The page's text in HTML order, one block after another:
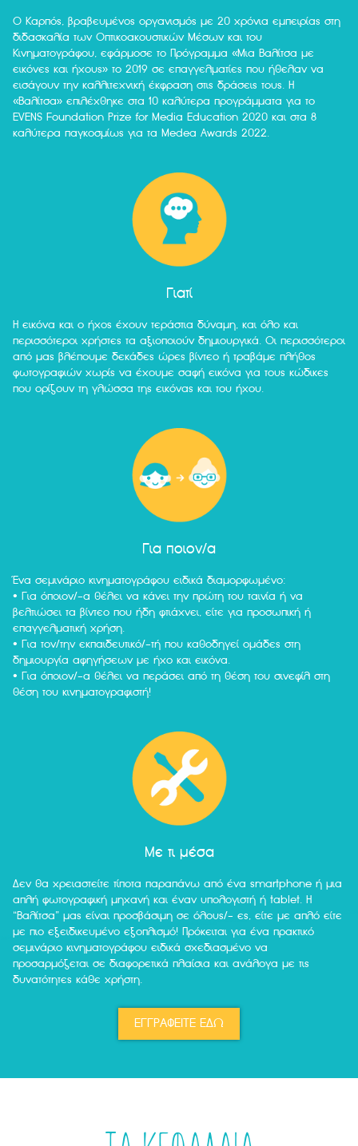
Ο Καρπός, βραβευμένος οργανισμός με 20 χρόνια εμπειρίας στη
διδασκαλία των Οπτικοακουστικών Μέσων και του
Κινηματογράφου, εφάρμοσε το Πρόγραμμα «Μια Βαλίτσα με
εικόνες και ήχους» το 2019 σε επαγγελματίες που ήθελαν να
εισάγουν την καλλιτεχνική έκφραση στις δράσεις τους. Η
«Βαλίτσα» επιλέχθηκε στα 10 καλύτερα προγράμματα για το
EVENS Foundation Prize for Media Education 2020 και στα 8
καλύτερα παγκοσμίως για τα Medea Awards 2022.
Γιατί
Η εικόνα και ο ήχος έχουν τεράστια δύναμη, και όλο και
περισσότεροι χρήστες τα αξιοποιούν δημιουργικά. Οι περισσότεροι
από μας βλέπουμε δεκάδες ώρες βίντεο ή τραβάμε πλήθος
φωτογραφιών χωρίς να έχουμε σαφή εικόνα για τους κώδικες
που ορίζουν τη γλώσσα της εικόνας και του ήχου.
Για ποιον/α
Ένα σεμινάριο κινηματογράφου ειδικά διαμορφωμένο:
• Για όποιον/-α θέλει να κάνει την πρώτη του ταινία ή να
βελτιώσει τα βίντεο που ήδη φτιάχνει, είτε για προσωπική ή
επαγγελματική χρήση.
• Για τον/την εκπαιδευτικό/-τή που καθοδηγεί ομάδες στη
δημιουργία αφηγήσεων με ήχο και εικόνα.
• Για όποιον/-α θέλει να περάσει από τη θέση του σινεφίλ στη
θέση του κινηματογραφιστή!
Με τι μέσα
Δεν θα χρειαστείτε τίποτα παραπάνω από ένα smartphone ή μια
απλή φωτογραφική μηχανή και έναν υπολογιστή ή tablet. Η
“Βαλίτσα” μας είναι προσβάσιμη σε όλους/- ες, είτε με απλό είτε
με πιο εξειδικευμένο εξοπλισμό! Πρόκειται για ένα πρακτικό
σεμινάριο κινηματογράφου ειδικά σχεδιασμένο να
προσαρμόζεται σε διαφορετικά πλαίσια και ανάλογα με τις
δυνατότητες κάθε χρήστη.
ΕΓΓΡΑΦΕΙΤΕ ΕΔΩ